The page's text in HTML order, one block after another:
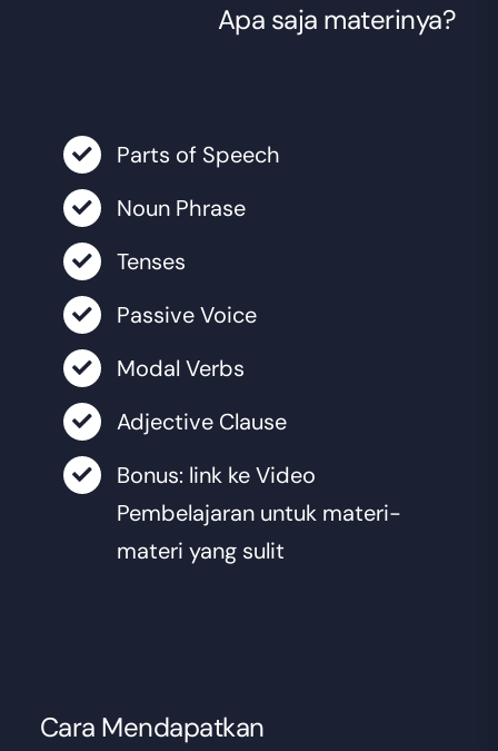
Apa saja materinya?
Parts of Speech
Noun Phrase
Tenses
Passive Voice
Modal Verbs
Adjective Clause
Bonus: link ke Video
Pembelajaran untuk materi-
materi yang sulit
Cara Mendapatkan